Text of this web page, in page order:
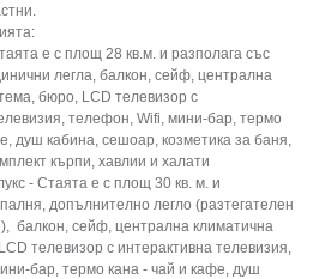
е с площ 28 кв.м. и разполага със
легла, балкон, сейф, централна
бюро, LCD телевизор с
телефон, Wifi, мини-бар, термо
душ кабина, сешоар, козметика за баня,
кърпи, хавлии и халати
- Стаята е с площ 30 кв. м. и
допълнително легло (разтегателен
балкон, сейф, централна климатична
телевизор с интерактивна телевизия,
бар, термо кана - чай и кафе, душ